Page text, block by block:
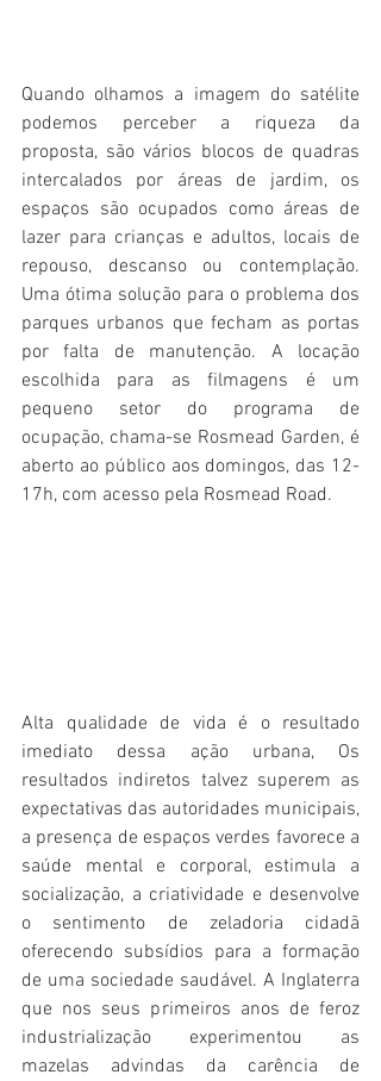
Quando olhamos a imagem do satélite
podemos perceber a riqueza da
proposta, são vários blocos de quadras
intercalados por áreas de jardim, os
espaços são ocupados como áreas de
lazer para crianças e adultos, locais de
repouso, descanso ou contemplação.
Uma ótima solução para o problema dos
parques urbanos que fecham as portas
por falta de manutenção. A locação
escolhida para as filmagens é um
pequeno setor do programa de
ocupação, chama-se Rosmead Garden, é
aberto ao público aos domingos, das 12-
17h, com acesso pela Rosmead Road.
Alta qualidade de vida é o resultado
imediato dessa ação urbana, Os
resultados indiretos talvez superem as
expectativas das autoridades municipais,
a presença de espaços verdes favorece a
saúde mental e corporal, estimula a
socialização, a criatividade e desenvolve
o sentimento de zeladoria cidadã
oferecendo subsídios para a formação
de uma sociedade saudável. A Inglaterra
que nos seus primeiros anos de feroz
industrialização experimentou as
mazelas advindas da carência de